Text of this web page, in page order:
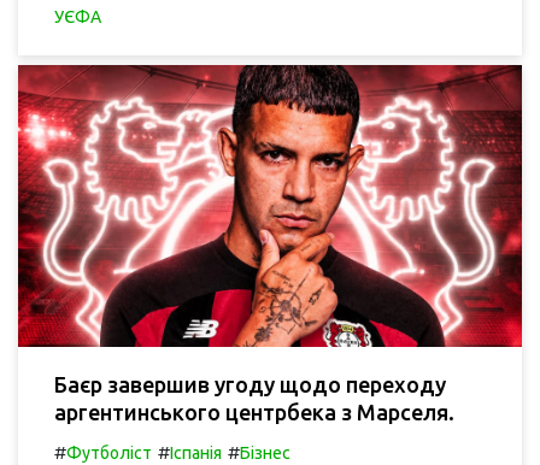
УЄФА
Баєр завершив угоду щодо переходу
аргентинського центрбека з Марселя.
#Футболіст #Іспанія #Бізнес